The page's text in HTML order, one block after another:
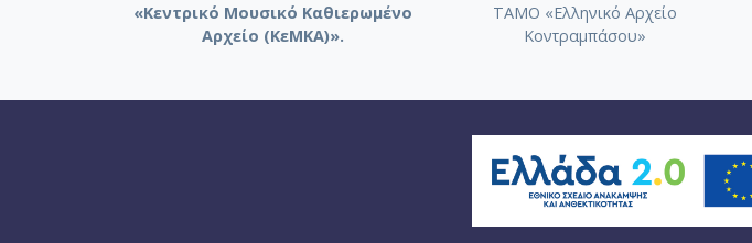
«Κεντρικό Μουσικό Καθιερωμένο
Αρχείο (ΚεΜΚΑ)».
ΤΑΜΟ «Ελληνικό Αρχείο
Κοντραμπάσου»